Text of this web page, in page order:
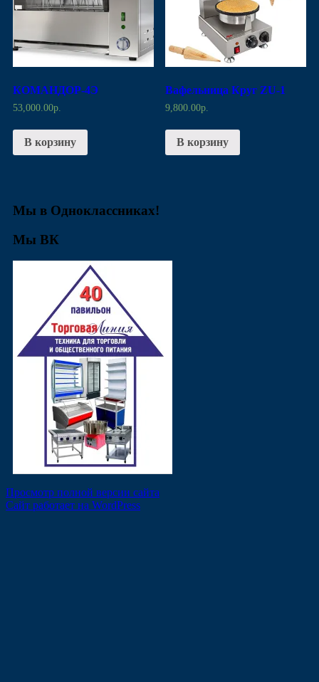
КОМАНДОР-4Э
53,000.00р.
В корзину
Вафельница Круг ZU-1
9,800.00р.
В корзину
Мы в Одноклассниках!
Мы ВК
Просмотр полной версии сайта
Сайт работает на WordPress